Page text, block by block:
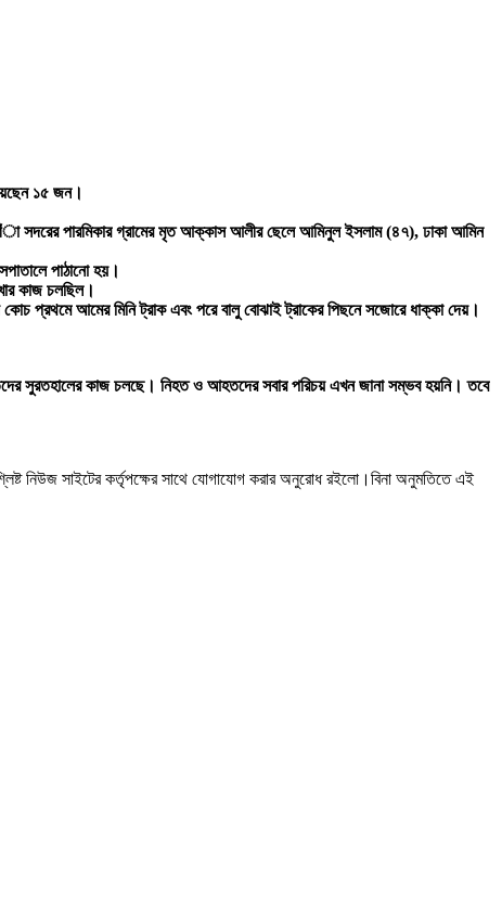
১৫ জন।
সদরের পারমিকার গ্রামের মৃত আক্কাস আলীর ছেলে আমিনুল ইসলাম (৪৭), ঢাকা আমিন
পাঠানো হয়।
কাজ চলছিল।
প্রথমে আমের মিনি ট্রাক এবং পরে বালু বোঝাই ট্রাকের পিছনে সজোরে ধাক্কা দেয়।
সুরতহালের কাজ চলছে। নিহত ও আহতদের সবার পরিচয় এখন জানা সম্ভব হয়নি। তবে
নিউজ সাইটের কর্তৃপক্ষের সাথে যোগাযোগ করার অনুরোধ রইলো।বিনা অনুমতিতে এই